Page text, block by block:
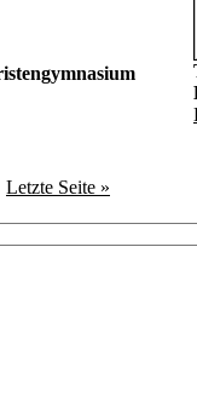
Letzte Seite »